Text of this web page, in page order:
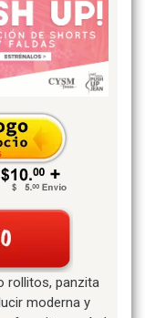
rollitos, panzita
moderna y